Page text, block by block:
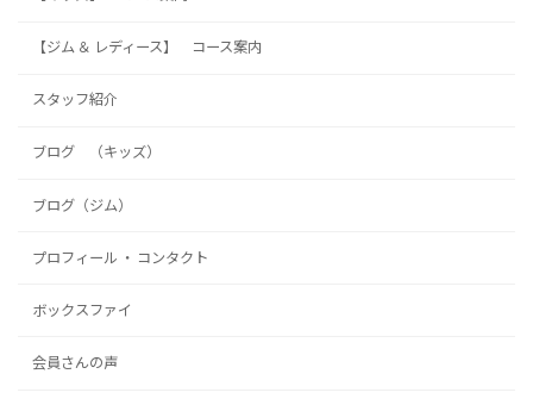
【ジム ＆ レディース】 コース案内
スタッフ紹介
ブログ （キッズ）
ブログ（ジム）
プロフィール ・ コンタクト
ボックスファイ
会員さんの声